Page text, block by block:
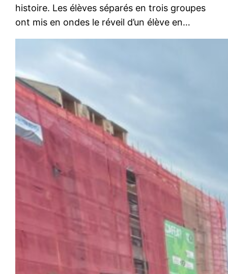
histoire. Les élèves séparés en trois groupes
ont mis en ondes le réveil d’un élève en…